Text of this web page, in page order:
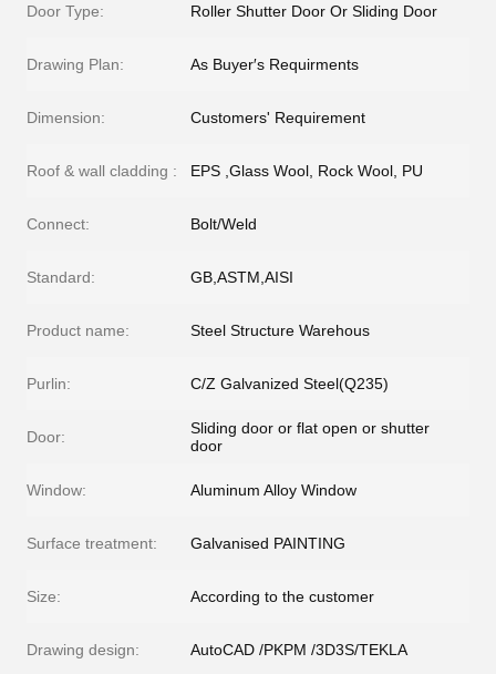
Door Type: Roller Shutter Door Or Sliding Door
Drawing Plan: As Buyer′s Requirments
Dimension: Customers' Requirement
Roof & wall cladding : EPS ,Glass Wool, Rock Wool, PU
Connect: Bolt/Weld
Standard: GB,ASTM,AISI
Product name: Steel Structure Warehous
Purlin: C/Z Galvanized Steel(Q235)
Door:
Sliding door or flat open or shutter
door
Window: Aluminum Alloy Window
Surface treatment: Galvanised PAINTING
Size: According to the customer
Drawing design: AutoCAD /PKPM /3D3S/TEKLA